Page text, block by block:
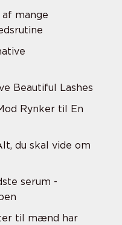
mange
Beautiful Lashes
Rynker til En
du skal vide om
serum -
til mænd har